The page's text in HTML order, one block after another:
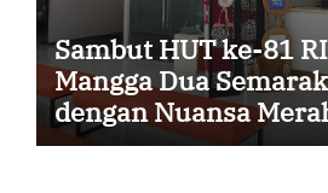
Sambut HUT ke-81
Mangga Dua
dengan Nuansa